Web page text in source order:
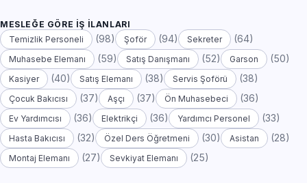
MESLEĞE GÖRE İŞ İLANLARI
Temizlik Personeli
(98) Şoför (94) Sekreter (64)
Muhasebe Elemanı (59) Satış Danışmanı (52) Garson (50)
Kasiyer (40) Satış Elemanı (38) Servis Şoförü (38)
Çocuk Bakıcısı (37) Aşçı (37) Ön Muhasebeci (36)
Ev Yardımcısı (36) Elektrikçi (36) Yardımcı Personel (33)
Hasta Bakıcısı (32) Özel Ders Öğretmeni (30) Asistan (28)
Montaj Elemanı (27) Sevkiyat Elemanı (25)